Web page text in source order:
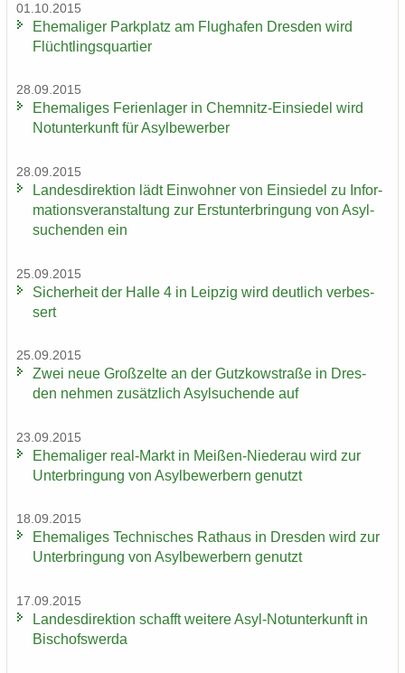
01.10.2015
Ehe­ma­li­ger Park­platz am Flug­ha­fen Dres­den wird
Flücht­lings­quar­tier
28.09.2015
Ehe­ma­li­ges Fe­ri­en­la­ger in Chemnitz-​Einsiedel wird
Not­un­ter­kunft für Asyl­be­wer­ber
28.09.2015
Lan­des­di­rek­ti­on lädt Ein­woh­ner von Ein­sie­del zu In­for­
ma­ti­ons­ver­an­stal­tung zur Erst­un­ter­brin­gung von Asyl­
su­chen­den ein
25.09.2015
Si­cher­heit der Halle 4 in Leip­zig wird deut­lich ver­bes­
sert
25.09.2015
Zwei neue Groß­zel­te an der Gutz­kow­stra­ße in Dres­
den neh­men zu­sätz­lich Asyl­su­chen­de auf
23.09.2015
Ehe­ma­li­ger real-​Markt in Meißen-​Niederau wird zur
Un­ter­brin­gung von Asyl­be­wer­bern ge­nutzt
18.09.2015
Ehe­ma­li­ges Tech­ni­sches Rat­haus in Dres­den wird zur
Un­ter­brin­gung von Asyl­be­wer­bern ge­nutzt
17.09.2015
Lan­des­di­rek­ti­on schafft wei­te­re Asyl-​Notunterkunft in
Bi­schofs­wer­da